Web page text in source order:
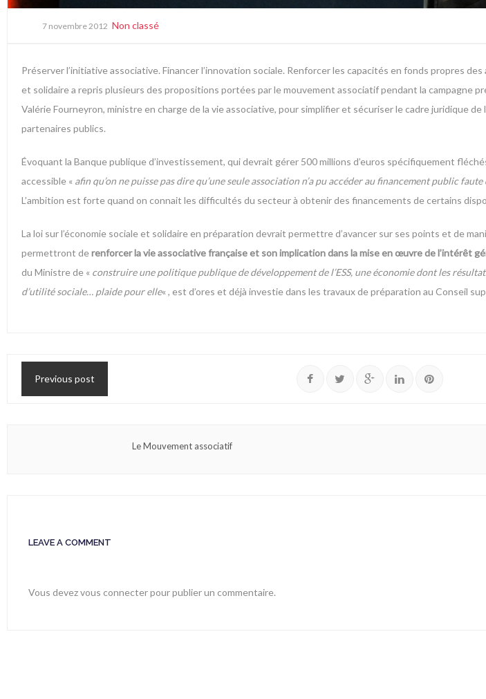
7 novembre 2012 Non classé
Préserver l’initiative associative. Financer l’innovation sociale. Renforcer les capacités en fonds propres
et solidaire a repris plusieurs des propositions portées par le mouvement associatif pendant la campagne
Valérie Fourneyron, ministre en charge de la vie associative, pour simplifier et sécuriser le cadre juridique
partenaires publics.
Évoquant la Banque publique d’investissement, qui devrait gérer 500 millions d’euros spécifiquement
accessible « afin qu’on ne puisse pas dire qu’une seule association n’a pu accéder au financement public
L’ambition est forte quand on connait les difficultés du secteur à obtenir des financements de certains
La loi sur l’économie sociale et solidaire en préparation devrait permettre d’avancer sur ses points et de
permettront derenforcer la vie associative française et son implication dans la mise en œuvre de l’intérêt
du Ministre de « construire une politique publique de développement de l’ESS, une économie dont les
d’utilité sociale… plaide pour elle« , est d’ores et déjà investie dans les travaux de préparation au Conseil
Previous post
Le Mouvement associatif
LEAVE A COMMENT
Vous devezvous connecterpour publier un commentaire.